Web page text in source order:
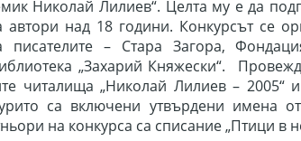
Николай Лилиев“. Целта му е да
автори над 18 години. Конкурсът се
писателите – Стара Загора,
„Захарий Княжески“.
читалища „Николай Лилиев –
са включени утвърдени имена
на конкурса са списание „Птици в